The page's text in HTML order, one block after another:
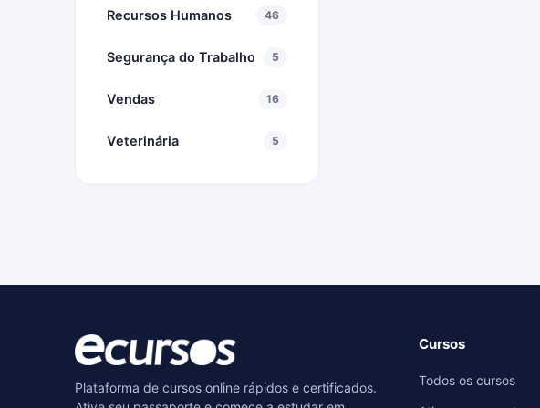
Recursos Humanos 46
Segurança do Trabalho 5
Vendas 16
Veterinária 5
Plataforma de cursos online rápidos e certificados.
Cursos
Todos os cursos